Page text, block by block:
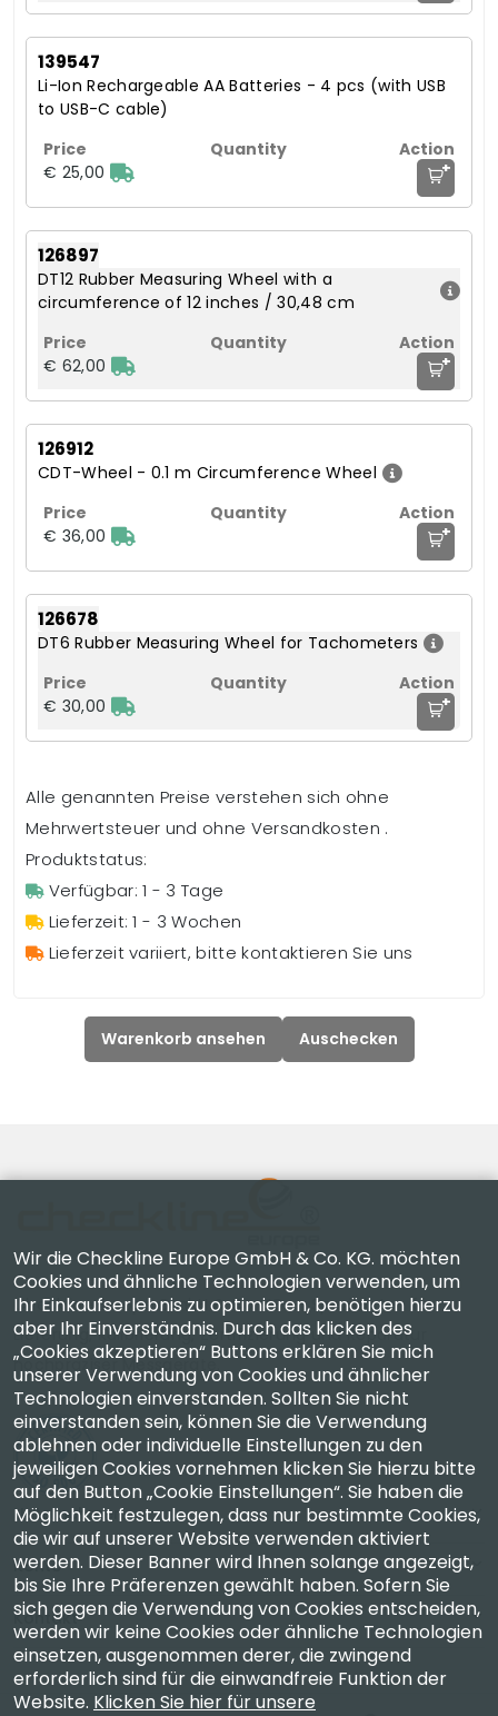
139547
Li-Ion Rechargeable AA Batteries - 4 pcs (with USB
to USB-C cable)
€ 25,00 +
126897
DT12 Rubber Measuring Wheel with a
circumference of 12 inches / 30,48 cm
€ 62,00 +
126912
CDT-Wheel - 0.1 m Circumference Wheel
€ 36,00 +
126678
DT6 Rubber Measuring Wheel for Tachometers
€ 30,00 +
Alle genannten Preise verstehen sich ohne
Mehrwertsteuer und ohne Versandkosten .
Produktstatus:
Verfügbar: 1 - 3 Tage
Lieferzeit: 1 - 3 Wochen
Lieferzeit variiert, bitte kontaktieren Sie uns
Warenkorb ansehen Auschecken
Checkline Europe GmbH & Co. KG. — Spezialisten für
Lieferung, Kalibrierung, Zertifizierung und Reparatur
hochpräziser Messgeräte.
Unternehmen
Konto
Kontakt
Wir die Checkline Europe GmbH & Co. KG. möchten
Cookies und ähnliche Technologien verwenden, um
Ihr Einkaufserlebnis zu optimieren, benötigen hierzu
aber Ihr Einverständnis. Durch das klicken des
„Cookies akzeptieren“ Buttons erklären Sie mich
unserer Verwendung von Cookies und ähnlicher
Technologien einverstanden. Sollten Sie nicht
einverstanden sein, können Sie die Verwendung
ablehnen oder individuelle Einstellungen zu den
jeweiligen Cookies vornehmen klicken Sie hierzu bitte
auf den Button „Cookie Einstellungen“. Sie haben die
Möglichkeit festzulegen, dass nur bestimmte Cookies,
die wir auf unserer Website verwenden aktiviert
werden. Dieser Banner wird Ihnen solange angezeigt,
bis Sie Ihre Präferenzen gewählt haben. Sofern Sie
sich gegen die Verwendung von Cookies entscheiden,
werden wir keine Cookies oder ähnliche Technologien
einsetzen, ausgenommen derer, die zwingend
erforderlich sind für die einwandfreie Funktion der
Website. Klicken Sie hier für unsere